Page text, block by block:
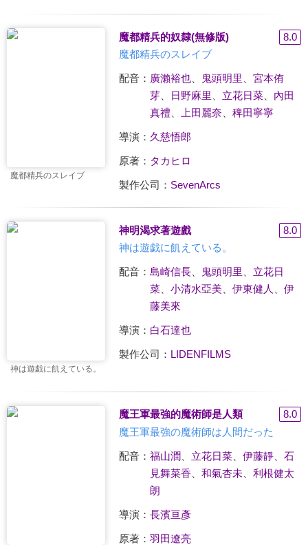
魔都精兵のスレイブ
魔都精兵的奴隸(無修版)
8.0
魔都精兵のスレイブ
配音： 廣瀨裕也、 鬼頭明里
宮本侑
芽、 日野麻里 立花日菜、 內田
真禮
上田麗奈 稗田寧寧
導演： 久慈悟郎
原著： タカヒロ
製作公司： SevenArcs
神は遊戯に飢えている。
神明渴求著遊戲
8.0
神は遊戯に飢えている。
配音： 島崎信長、 鬼頭明里
立花日
菜、 小清水亞美、 伊東健人
伊
藤美來
導演： 白石達也
製作公司： LIDENFILMS
魔王軍最強的魔術師是人類
8.0
魔王軍最強の魔術師は人間だった
配音： 福山潤 立花日菜、 伊藤靜、 石
見舞菜香
和氣杏未、 利根健太
朗
導演： 長濱亘彥
原著： 羽田遼亮